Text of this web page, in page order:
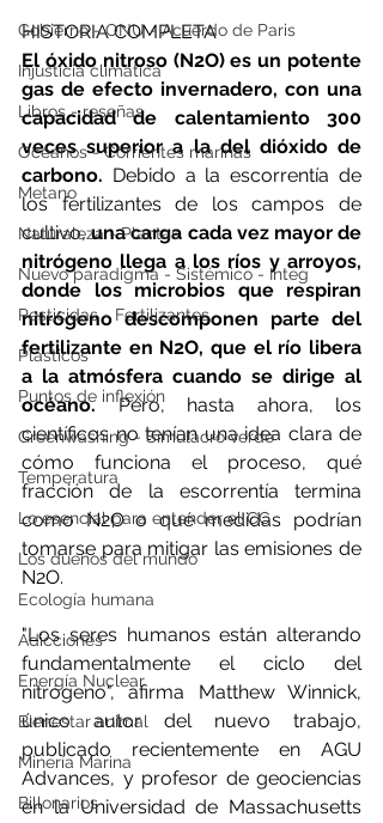
Gobierno - ONU - Acuerdo de Paris
Injusticia climática
Libros - reseñas
Océanos - Corrientes marinas
Metano
Naturaleza - Plantas
Nuevo paradigma - Sistémico - Integ
Pesticidas - Fertilizantes
Plásticos
Puntos de inflexión
Greenwashing - Simulacro verde
Temperatura
Lo esencial para entender el CC
Los dueños del mundo
Ecología humana
Adicciones
Energía Nuclear
Bienestar animal
Minería Marina
Billonarios
HISTORIA COMPLETA
El óxido nitroso (N2O) es un potente
gas de efecto invernadero, con una
capacidad de calentamiento 300
veces superior a la del dióxido de
carbono. Debido a la escorrentía de
los fertilizantes de los campos de
cultivo, una carga cada vez mayor de
nitrógeno llega a los ríos y arroyos,
donde los microbios que respiran
nitrógeno descomponen parte del
fertilizante en N2O, que el río libera
a la atmósfera cuando se dirige al
océano. Pero, hasta ahora, los
científicos no tenían una idea clara de
cómo funciona el proceso, qué
fracción de la escorrentía termina
como N2O o qué medidas podrían
tomarse para mitigar las emisiones de
N2O.
"Los seres humanos están alterando
fundamentalmente el ciclo del
nitrógeno", afirma Matthew Winnick,
único autor del nuevo trabajo,
publicado recientemente en AGU
Advances, y profesor de geociencias
en la Universidad de Massachusetts